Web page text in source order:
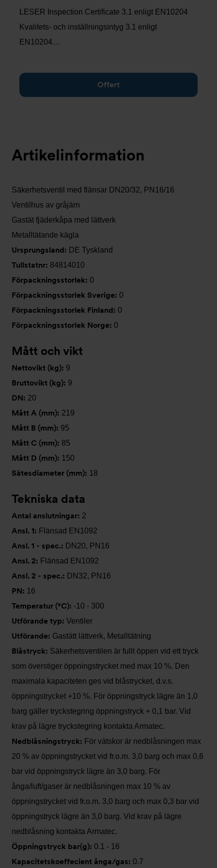
LESER Inspection Certificate 3.1 enligt EN10204
Kvalitets- och inställningsintyg 3.1 enligt
EN10204…
Offert
Artikelinformation
Säkerhetsventil med flänsar DN20/32, PN16/16
Ventilhus av gråjärn
Gastät fjäderkåpa med lättverk
Metalltätande kägla
Ursprungsland: DE Tyskland
Tullstatnr: 84814010
Förpackningsstorlek: 0
Förpackningsstorlek Sverige: 0
Förpackningsstorlek Finland: 0
Förpackningsstorlek Norge: 0
Mått och vikt
Nettovikt (kg): 9
Bruttovikt (kg): 9
DN: 20
Mått A (mm): 219
Mått B (mm): 95
Mått C (mm): 85
Mått D (mm): 150
Sätesdiameter (mm): 18
Tekniska data
Antal anslutningar: 2
Ansl. 1: Flänsad EN1092
Ansl. 1 - spec.: DN20, PN16
Ansl. 2: Flänsad EN1092
Ansl. 2 - spec.: DN32, PN16
PN: 16
Temperatur (°C): -10 - 300
Utförande typ: Ventiler
Utförande: Gastätt lättverk, Metalltätning
Blåstryck: Säkerhetsventilen är fullt öppen vid ett tryck
som överstiger öppningstrycket med max 10 %. Den
maximala kapaciteten ges vid blåstrycket, d.v.s.
öppningstrycket +10 %. För öppningstryck lägre än 1,0
barg gäller tryckstegring öppningstryck + 0,1 bar. Vid
krav på lägre tryckstegring kontakta Armatec.
Nedblåsningstryck: För vätskor är nedblåsningen max
20 % av öppningstrycket vid fr.o.m. 3,0 barg och max 0,6
bar vid öppningstryck lägre än 3,0 barg. För
ånga/luft/gaser är nedblåsningen max 10 % av
öppningstrycket vid fr.o.m. 3,0 barg och max 0,3 bar vid
öppningstryck lägre än 3,0 barg. Vid krav på lägre
nedblåsning kontakta Armatec.
Öppningstryck bar(g): 0.1 - 16
Kapacitetskoeffecient ånga/gas: 0.7